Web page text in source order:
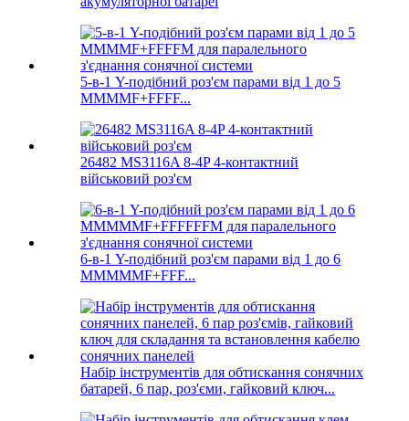
5-в-1 Y-подібний роз'єм парами від 1 до 5
MMMMF+FFFF...
26482 MS3116A 8-4P 4-контактний
військовий роз'єм
6-в-1 Y-подібний роз'єм парами від 1 до 6
MMMMMF+FFF...
Набір інструментів для обтискання сонячних
батарей, 6 пар, роз'єми, гайковий ключ...